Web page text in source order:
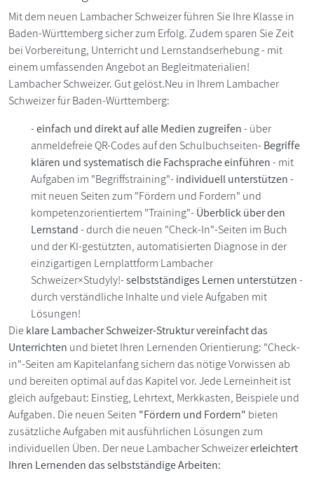
Mit dem neuen Lambacher Schweizer führen Sie Ihre Klasse in
Baden-Württemberg sicher zum Erfolg. Zudem sparen Sie Zeit
bei Vorbereitung, Unterricht und Lernstandserhebung - mit
einem umfassenden Angebot an Begleitmaterialien!
Lambacher Schweizer. Gut gelöst.Neu in Ihrem Lambacher
Schweizer für Baden-Württemberg:
-einfach und direkt auf alle Medien zugreifen- über
anmeldefreie QR-Codes auf den Schulbuchseiten-Begriffe
klären und systematisch die Fachsprache einführen- mit
Aufgaben im "Begriffstraining"-individuell unterstützen-
mit neuen Seiten zum "Fördern und Fordern" und
kompetenzorientiertem "Training"-Überblick über den
Lernstand- durch die neuen "Check-In"-Seiten im Buch
und der KI-gestützten, automatisierten Diagnose in der
einzigartigen Lernplattform Lambacher
Schweizer×Studyly!-selbstständiges Lernen unterstützen-
durch verständliche Inhalte und viele Aufgaben mit
Lösungen!
Dieklare Lambacher Schweizer-Struktur vereinfacht das
Unterrichten und bietet Ihren Lernenden Orientierung: "Check-
in"-Seiten am Kapitelanfang sichern das nötige Vorwissen ab
und bereiten optimal auf das Kapitel vor. Jede Lerneinheit ist
gleich aufgebaut: Einstieg, Lehrtext, Merkkasten, Beispiele und
Aufgaben. Die neuen Seiten "Fördern und Fordern" bieten
zusätzliche Aufgaben mit ausführlichen Lösungen zum
individuellen Üben. Der neue Lambacher Schweizererleichtert
Ihren Lernenden das selbstständige Arbeiten: